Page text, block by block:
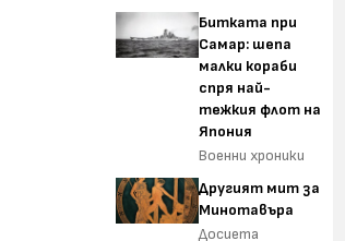
Битката при
Самар: шепа
малки кораби
спря най-
тежкия флот на
Япония
Военни хроники
Другият мит за
Минотавъра
Досиета